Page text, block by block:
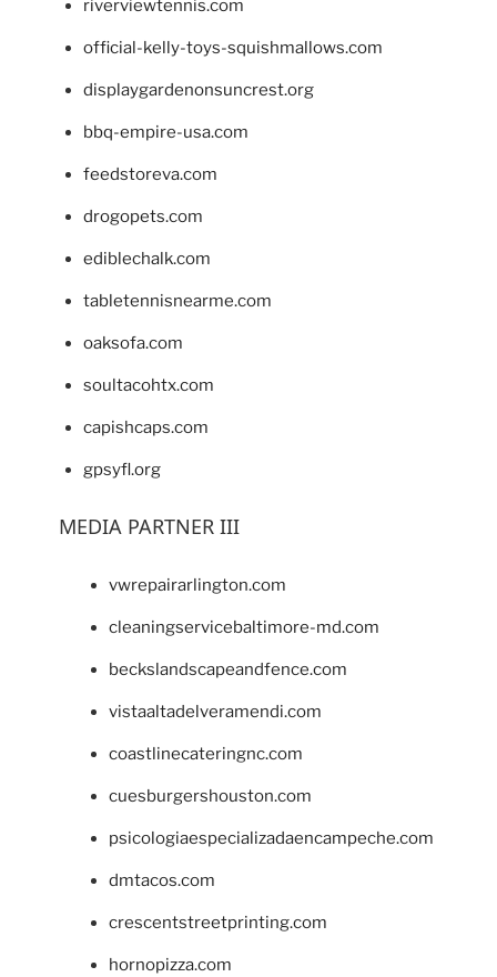
riverviewtennis.com
official-kelly-toys-squishmallows.com
displaygardenonsuncrest.org
bbq-empire-usa.com
feedstoreva.com
drogopets.com
ediblechalk.com
tabletennisnearme.com
oaksofa.com
soultacohtx.com
capishcaps.com
gpsyfl.org
MEDIA PARTNER III
vwrepairarlington.com
cleaningservicebaltimore-md.com
beckslandscapeandfence.com
vistaaltadelveramendi.com
coastlinecateringnc.com
cuesburgershouston.com
psicologiaespecializadaencampeche.com
dmtacos.com
crescentstreetprinting.com
hornopizza.com